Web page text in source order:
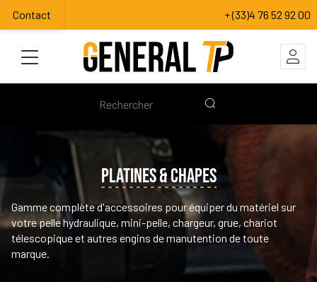
Contact + (33)4 76 52 92 00
PLATINES & CHAPES
Gamme complète d'accessoires pour équiper du matériel sur
votre pelle hydraulique, mini-pelle, chargeur, grue, chariot
télescopique et autres engins de manutention de toute
marque.